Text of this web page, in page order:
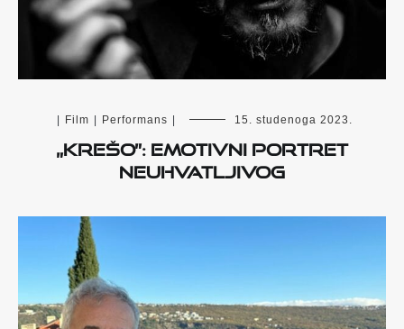
| Film | Performans | 15. studenoga 2023.
„Krešo”: Emotivni portret
neuhvatljivog